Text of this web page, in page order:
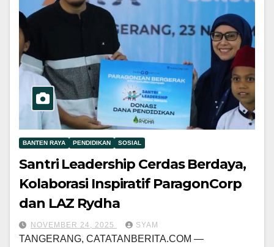
BANTEN RAYA PENDIDIKAN SOSIAL
Santri Leadership Cerdas Berdaya,
Kolaborasi Inspiratif ParagonCorp
dan LAZ Rydha
NOVEMBER 24, 2025 SYAM
TANGERANG, CATATANBERITA.COM —